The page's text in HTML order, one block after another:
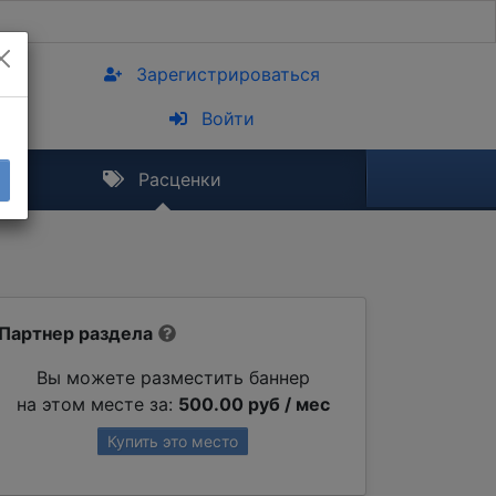
Зарегистрироваться
Войти
Расценки
Партнер раздела
Вы можете разместить баннер
на этом месте за: 500.00 руб / мес
Купить это место